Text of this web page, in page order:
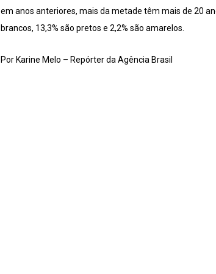
em anos anteriores, mais da metade têm mais de 20
brancos, 13,3% são pretos e 2,2% são amarelos.
Por Karine Melo – Repórter da Agência Brasil